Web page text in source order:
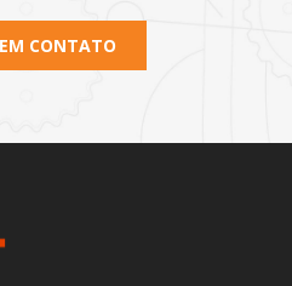
CONTATO